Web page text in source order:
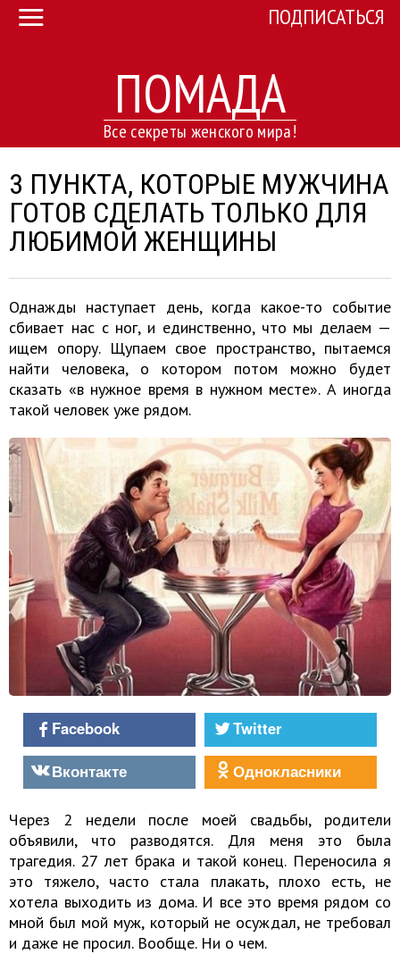
ПОМАДА
Все секреты женского мира!
ПОДПИСАТЬСЯ
3 ПУНКТА, КОТОРЫЕ МУЖЧИНА
ГОТОВ СДЕЛАТЬ ТОЛЬКО ДЛЯ
ЛЮБИМОЙ ЖЕНЩИНЫ
Однажды наступает день, когда какое-то событие
сбивает нас с ног, и единственно, что мы делаем —
ищем опору. Щупаем свое пространство, пытаемся
найти человека, о котором потом можно будет
сказать «в нужное время в нужном месте». А иногда
такой человек уже рядом.
Facebook
Twitter
Вконтакте
Однокласники
Через 2 недели после моей свадьбы, родители
объявили, что разводятся. Для меня это была
трагедия. 27 лет брака и такой конец. Переносила я
это тяжело, часто стала плакать, плохо есть, не
хотела выходить из дома. И все это время рядом со
мной был мой муж, который не осуждал, не требовал
и даже не просил. Вообще. Ни о чем.